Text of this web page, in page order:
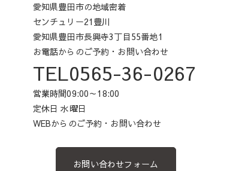
愛知県豊田市の地域密着
センチュリー21豊川
愛知県豊田市長興寺3丁目55番地1
お電話からのご予約・お問い合わせ
TEL0565-36-0267
営業時間09:00～18:00
定休日 水曜日
WEBからのご予約・お問い合わせ
お問い合わせフォーム